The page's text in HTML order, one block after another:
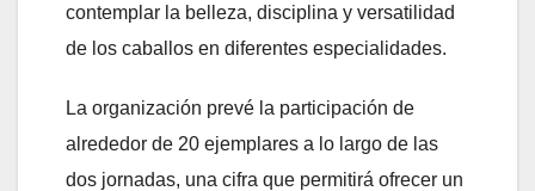
contemplar la belleza, disciplina y versatilidad
de los caballos en diferentes especialidades.
La organización prevé la participación de
alrededor de 20 ejemplares a lo largo de las
dos jornadas, una cifra que permitirá ofrecer un